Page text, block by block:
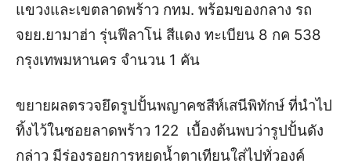
แขวงและเขตลาดพร้าว กทม. พร้อมของกลาง รถ
จยย.ยามาฮ่า รุ่นฟีลาโน่ สีแดง ทะเบียน 8 กค 538
กรุงเทพมหานคร จำนวน 1 คัน
ขยายผลตรวจยึดรูปปั้นพญาคชสีห์เสนีพิทักษ์ ที่นำไป
ทิ้งไว้ในซอยลาดพร้าว 122 เบื้องต้นพบว่ารูปปั้นดัง
กล่าว มีร่องรอยการหยดน้ำตาเทียนใส่ไปทั่วองค์